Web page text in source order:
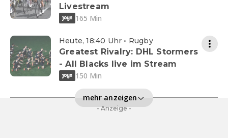
Livestream
165 Min
Heute, 18:40 Uhr • Rugby
Greatest Rivalry: DHL Stormers
- All Blacks live im Stream
150 Min
mehr anzeigen
- Anzeige -